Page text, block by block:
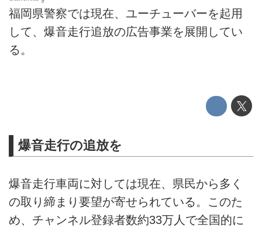
福岡県警察では現在、ユーチューバーを起用
して、爆音走行追放の広告事業を展開してい
る。
爆音走行の追放を
爆音走行車両に対しては現在、県民から多く
の取り締まり要望が寄せられている。このた
め、チャンネル登録者数約33万人で全国的に